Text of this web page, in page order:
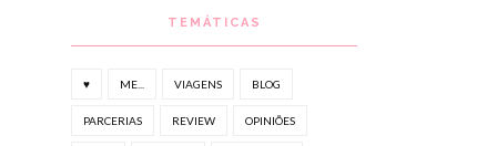
TEMÁTICAS
♥ ME... VIAGENS BLOG
PARCERIAS REVIEW OPINIÕES